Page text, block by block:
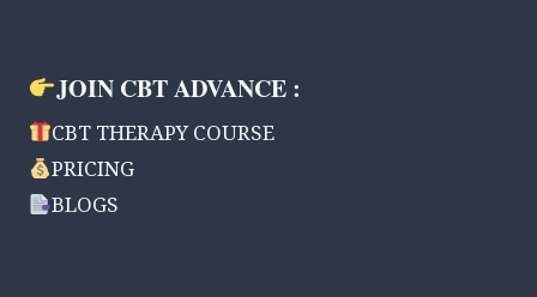
JOIN CBT ADVANCE :
CBT THERAPY COURSE
PRICING
BLOGS